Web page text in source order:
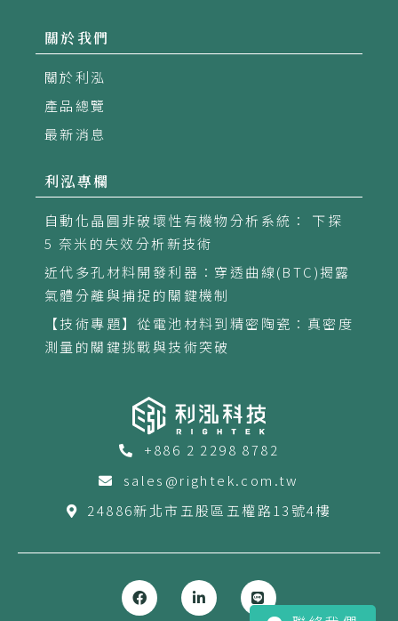
關於我們
關於利泓
產品總覽
最新消息
利泓專欄
自動化晶圓非破壞性有機物分析系統： 下探
5 奈米的失效分析新技術
近代多孔材料開發利器：穿透曲線(BTC)揭露
氣體分離與捕捉的關鍵機制
【技術專題】從電池材料到精密陶瓷：真密度
測量的關鍵挑戰與技術突破
+886 2 2298 8782
sales@rightek.com.tw
24886新北市五股區五權路13號4樓